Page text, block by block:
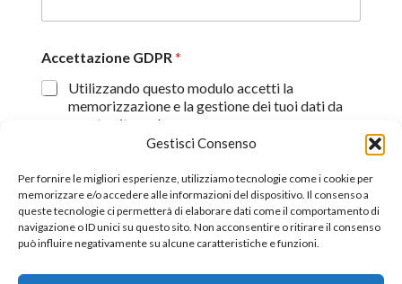
Gestisci Consenso
Per fornire le migliori esperienze, utilizziamo tecnologie come i cookie per
memorizzare e/o accedere alle informazioni del dispositivo. Il consenso a
queste tecnologie ci permetterà di elaborare dati come il comportamento di
navigazione o ID unici su questo sito. Non acconsentire o ritirare il consenso
può influire negativamente su alcune caratteristiche e funzioni.
Accettazione GDPR*
Utilizzando questo modulo accetti la
memorizzazione e la gestione dei tuoi dati da
questo sito web.
Proseguendo, dichiaro di aver preso visione
Invia